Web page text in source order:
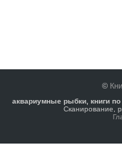
©
аквариумные рыбки, книги
Сканирование,